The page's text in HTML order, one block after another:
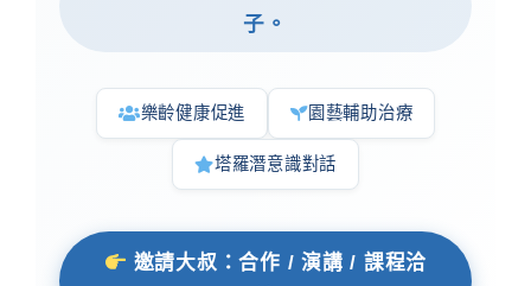
子。
樂齡健康促進 園藝輔助治療
塔羅潛意識對話
邀請大叔：合作 / 演講 / 課程洽